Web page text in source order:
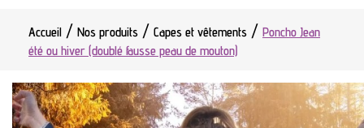
Accueil Nos produits Capes et vêtements
Poncho Jean
été ou hiver (doublé fausse peau de mouton)